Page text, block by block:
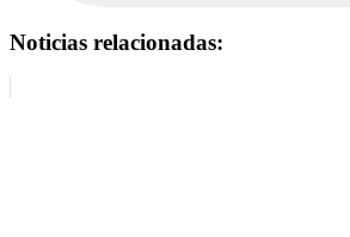
Noticias relacionadas: